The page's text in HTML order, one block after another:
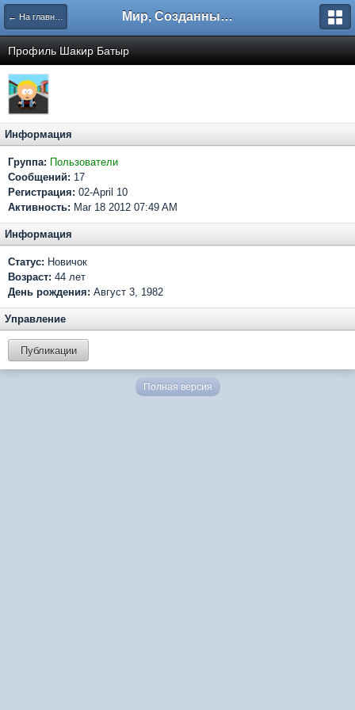
← На главную Мир, Созданный Мастером.
Профиль Шакир Батыр
Информация
Группа: Пользователи
Сообщений: 17
Регистрация: 02-April 10
Активность: Mar 18 2012 07:49 AM
Информация
Статус: Новичок
Возраст: 44 лет
День рождения: Август 3, 1982
Управление
Публикации
Полная версия